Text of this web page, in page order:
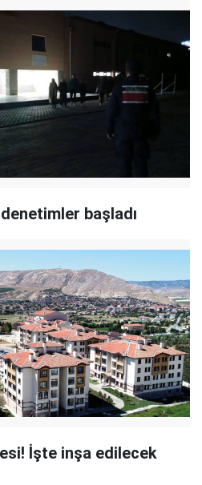
başladı
İşte inşa edilecek